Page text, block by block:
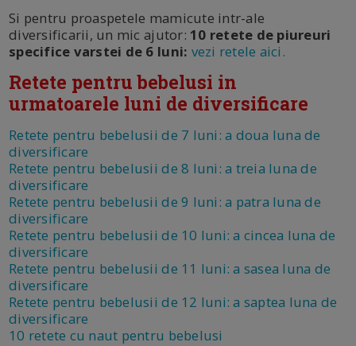
Si pentru proaspetele mamicute intr-ale
diversificarii, un mic ajutor: 10 retete de piureuri
specifice varstei de 6 luni: vezi retele aici.
Retete pentru bebelusi in
urmatoarele luni de diversificare
Retete pentru bebelusii de 7 luni: a doua luna de
diversificare
Retete pentru bebelusii de 8 luni: a treia luna de
diversificare
Retete pentru bebelusii de 9 luni: a patra luna de
diversificare
Retete pentru bebelusii de 10 luni: a cincea luna de
diversificare
Retete pentru bebelusii de 11 luni: a sasea luna de
diversificare
Retete pentru bebelusii de 12 luni: a saptea luna de
diversificare
10 retete cu naut pentru bebelusi